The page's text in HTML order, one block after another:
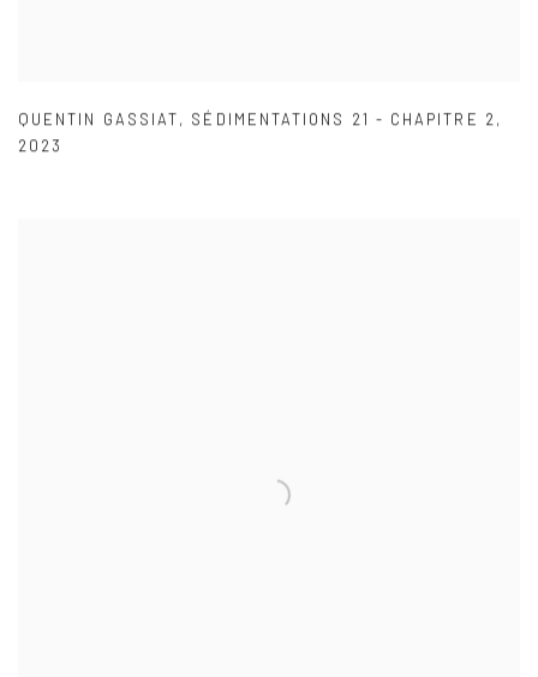
QUENTIN GASSIAT, SÉDIMENTATIONS 21 - CHAPITRE 2,
2023